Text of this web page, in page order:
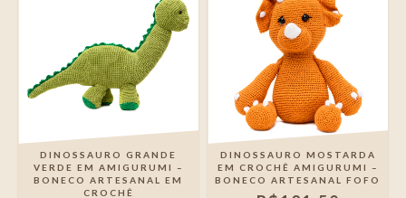
DINOSSAURO GRANDE
VERDE EM AMIGURUMI –
BONECO ARTESANAL EM
CROCHÊ
DINOSSAURO MOSTARDA
EM CROCHÊ AMIGURUMI –
BONECO ARTESANAL FOFO